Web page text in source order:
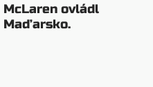
McLaren ovládl
Maďarsko.